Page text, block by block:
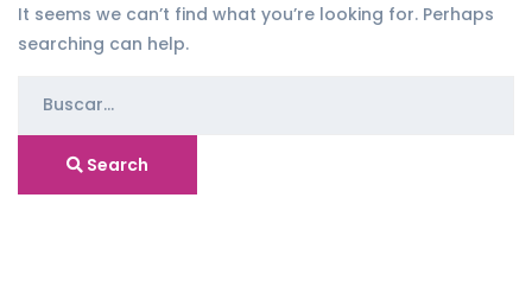
It seems we can’t find what you’re looking for. Perhaps
searching can help.
Search